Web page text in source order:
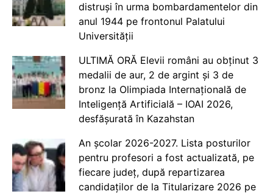
distruși în urma bombardamentelor din
anul 1944 pe frontonul Palatului
Universității
ULTIMĂ ORĂ Elevii români au obținut 3
medalii de aur, 2 de argint și 3 de
bronz la Olimpiada Internațională de
Inteligență Artificială – IOAI 2026,
desfășurată în Kazahstan
An școlar 2026-2027. Lista posturilor
pentru profesori a fost actualizată, pe
fiecare județ, după repartizarea
candidaților de la Titularizare 2026 pe